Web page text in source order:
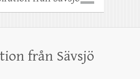
från Sävsjö